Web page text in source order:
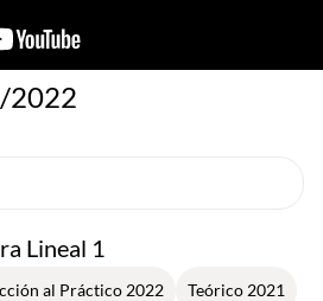
Lineal 1
al Práctico 2022 Teórico 2021
2022